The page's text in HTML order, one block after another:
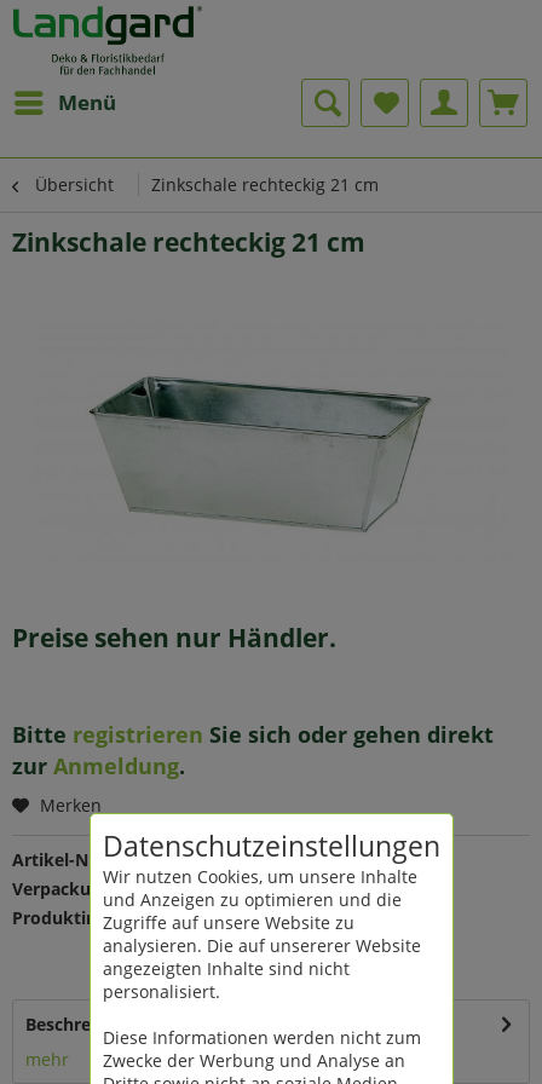
Menü
Übersicht Zinkschale rechteckig 21 cm
Zinkschale rechteckig 21 cm
Preise sehen nur Händler.
Bitte registrieren Sie sich oder gehen direkt
zur Anmeldung.
Merken
Artikel-Nr.:
112699
Verpackungseinheit:
1 St
Produktinfo:
Farbe:
Maße: 21 cm
Material: Zink
Beschreibung
mehr
Datenschutzeinstellungen
Wir nutzen Cookies, um unsere Inhalte
und Anzeigen zu optimieren und die
Zugriffe auf unsere Website zu
analysieren. Die auf unsererer Website
angezeigten Inhalte sind nicht
personalisiert.
Diese Informationen werden nicht zum
Zwecke der Werbung und Analyse an